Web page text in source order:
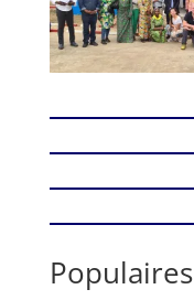
Populaires